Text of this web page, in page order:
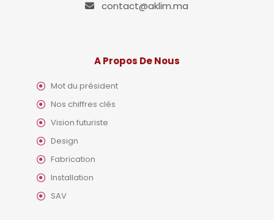
contact@aklim.ma
A Propos De Nous
Mot du président
Nos chiffres clés
Vision futuriste
Design
Fabrication
Installation
SAV